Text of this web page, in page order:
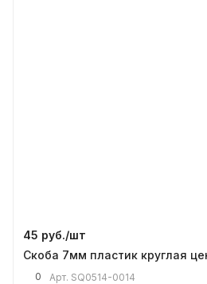
45 руб./шт
Скоба 7мм пластик круглая
0 Арт. SQ0514-0014